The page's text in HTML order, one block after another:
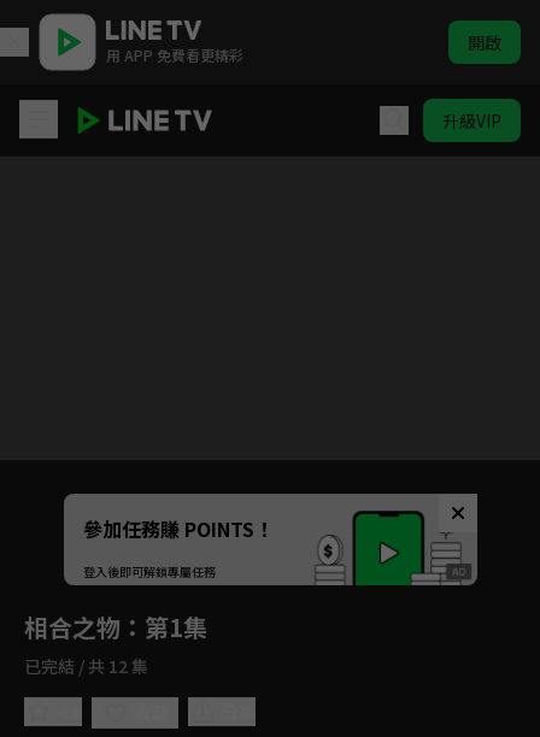
用 APP 免費看更精彩 開啟
升級VIP
Unmute
如有不便請見諒
參加任務賺 POINTS！
登入後即可解鎖專屬任務
相合之物 ：第1集
已完結 / 共 12 集